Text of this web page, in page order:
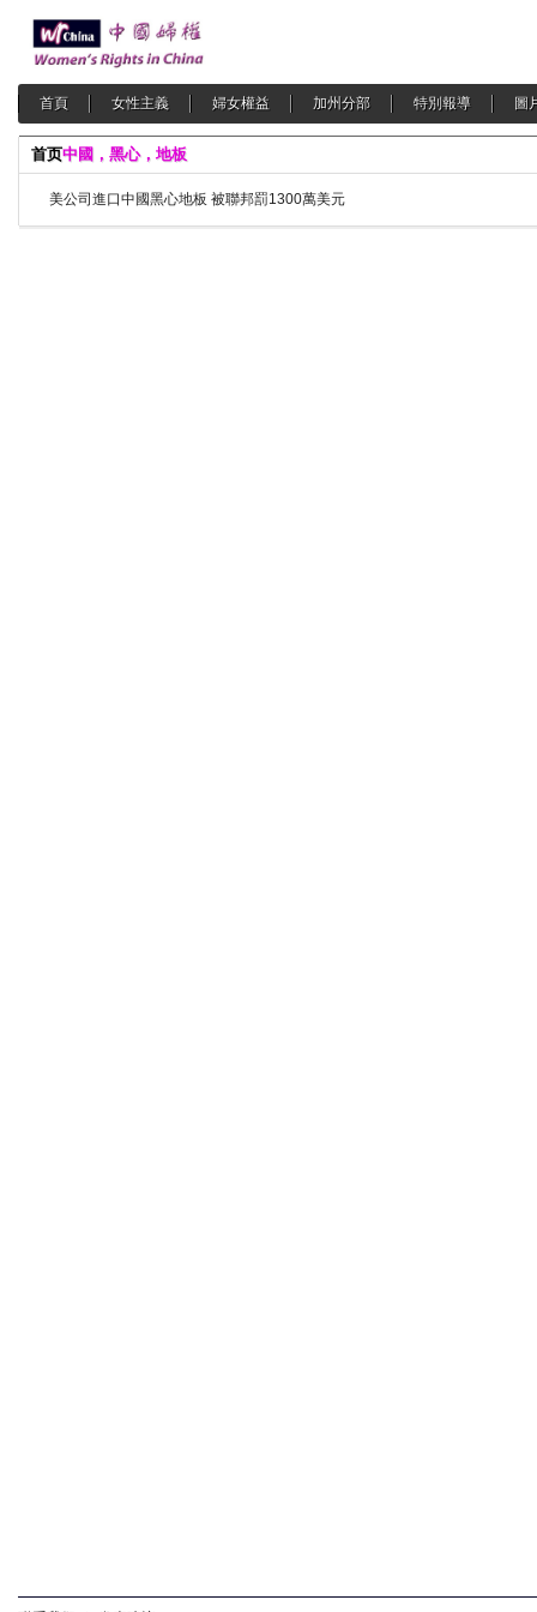
首頁 女性主義 婦女權益 加州分部 特別報導 圖
首页中國，黑心，地板
美公司進口中國黑心地板 被聯邦罰1300萬美元